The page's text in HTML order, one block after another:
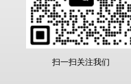
扫一扫关注我们